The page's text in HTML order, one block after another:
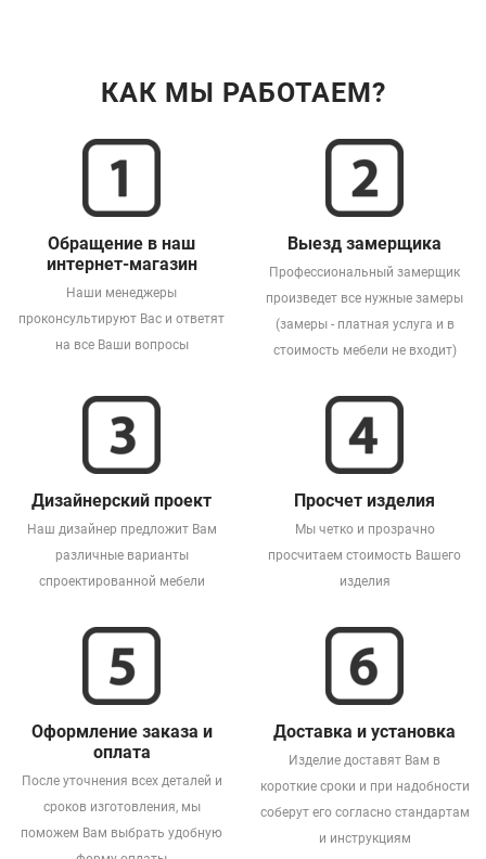
КАК МЫ РАБОТАЕМ?
Обращение в наш
интернет-магазин
Наши менеджеры
проконсультируют Вас и ответят
на все Ваши вопросы
Выезд замерщика
Профессиональный замерщик
произведет все нужные замеры
(замеры - платная услуга и в
стоимость мебели не входит)
Дизайнерский проект
Наш дизайнер предложит Вам
различные варианты
спроектированной мебели
Просчет изделия
Мы четко и прозрачно
просчитаем стоимость Вашего
изделия
Оформление заказа и
оплата
После уточнения всех деталей и
сроков изготовления, мы
поможем Вам выбрать удобную
Доставка и установка
Изделие доставят Вам в
короткие сроки и при надобности
соберут его согласно стандартам
и инструкциям